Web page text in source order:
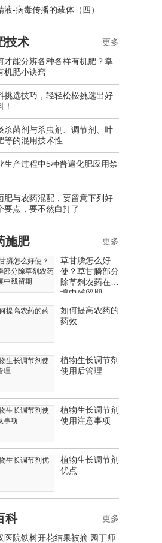
液-病毒传播的载体（四）
技术
才能分辨各种各样有机肥？掌
机肥小诀窍
挑选技巧，轻轻松松挑选出好
！
杀菌剂与杀虫剂、调节剂、叶
等的混用技术性
生产过程中5种普遍化肥应用禁
肥与农药混配，要留意下列好
要点，要不然白打了
更多
施肥
草甘膦怎么好
使？草甘膦部分
除草剂农药在土
壤中残留期
如何提高农药的
药效
植物生长调节剂
使用后管理
植物生长调节剂
使用注意事项
植物生长调节剂
优点
更多
科
院铁树开花结果被摘 园丁师
更多